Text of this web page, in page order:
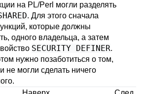
на PL/Perl могли разделять
. Для этого сначала
которые должны
одного владельца, а затем
SECURITY DEFINER.
нужно позаботиться о том,
не могли сделать ничего